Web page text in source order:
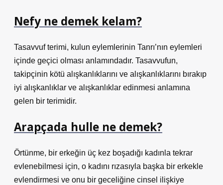
Nefy ne demek kelam?
Tasavvuf terimi, kulun eylemlerinin Tanrı’nın eylemleri
içinde geçici olması anlamındadır. Tasavvufun,
takipçinin kötü alışkanlıklarını ve alışkanlıklarını bırakıp
iyi alışkanlıklar ve alışkanlıklar edinmesi anlamına
gelen bir terimidir.
Arapçada hulle ne demek?
Örtünme, bir erkeğin üç kez boşadığı kadınla tekrar
evlenebilmesi için, o kadını rızasıyla başka bir erkekle
evlendirmesi ve onu bir geceliğine cinsel ilişkiye